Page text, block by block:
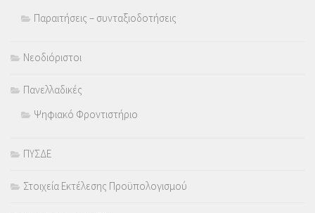
Παραιτήσεις – συνταξιοδοτήσεις
Νεοδιόριστοι
Πανελλαδικές
Ψηφιακό Φροντιστήριο
ΠΥΣΔΕ
Στοιχεία Εκτέλεσης Προϋπολογισμού